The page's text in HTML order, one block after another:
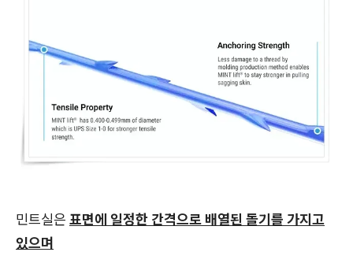
민트실은 표면에 일정한 간격으로 배열된 돌기를 가지고
있으며